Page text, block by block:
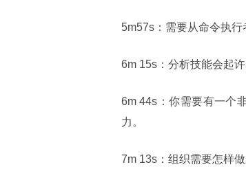
5m57s：需要从命令执行
6m 15s：分析技能会起
6m 44s：你需要有一个
力。
7m 13s：组织需要怎样